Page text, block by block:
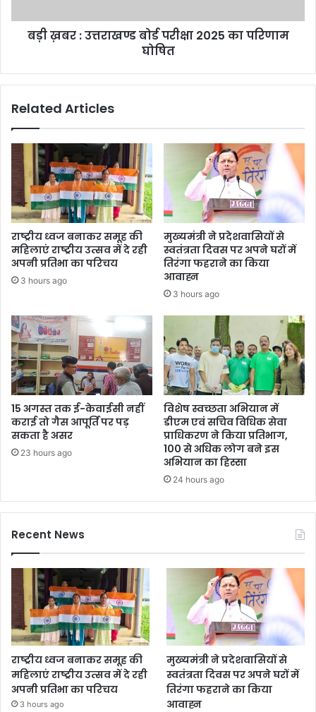
परिणाम
घोषितबड़ी ख़बर : उत्तराखण्ड बोर्ड परीक्षा 2025 का परिणाम
घोषित
Related Articles
राष्ट्रीय ध्वज बनाकर समूह की
महिलाएं राष्ट्रीय उत्सव में दे रही
अपनी प्रतिभा का परिचय
3 hours ago
मुख्यमंत्री ने प्रदेशवासियों से
स्वतंत्रता दिवस पर अपने घरों में
तिरंगा फहराने का किया
आवाह्न
3 hours ago
15 अगस्त तक ई-केवाईसी नहीं
कराई तो गैस आपूर्ति पर पड़
सकता है असर
23 hours ago
विशेष स्वच्छता अभियान में
डीएम एवं सचिव विधिक सेवा
प्राधिकरण ने किया प्रतिभाग,
100 से अधिक लोग बने इस
अभियान का हिस्सा
24 hours ago
Recent News
राष्ट्रीय ध्वज बनाकर समूह की
महिलाएं राष्ट्रीय उत्सव में दे रही
अपनी प्रतिभा का परिचय
3 hours ago
मुख्यमंत्री ने प्रदेशवासियों से
स्वतंत्रता दिवस पर अपने घरों में
तिरंगा फहराने का किया
आवाह्न